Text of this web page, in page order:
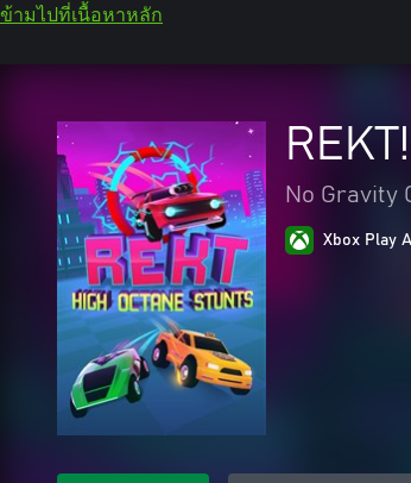
ข้ามไปที่เนื้อหาหลัก
No Gravity
Xbox Play